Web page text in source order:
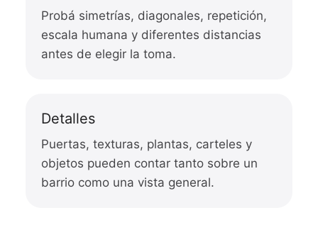
Probá simetrías, diagonales, repetición,
escala humana y diferentes distancias
antes de elegir la toma.
Detalles
Puertas, texturas, plantas, carteles y
objetos pueden contar tanto sobre un
barrio como una vista general.